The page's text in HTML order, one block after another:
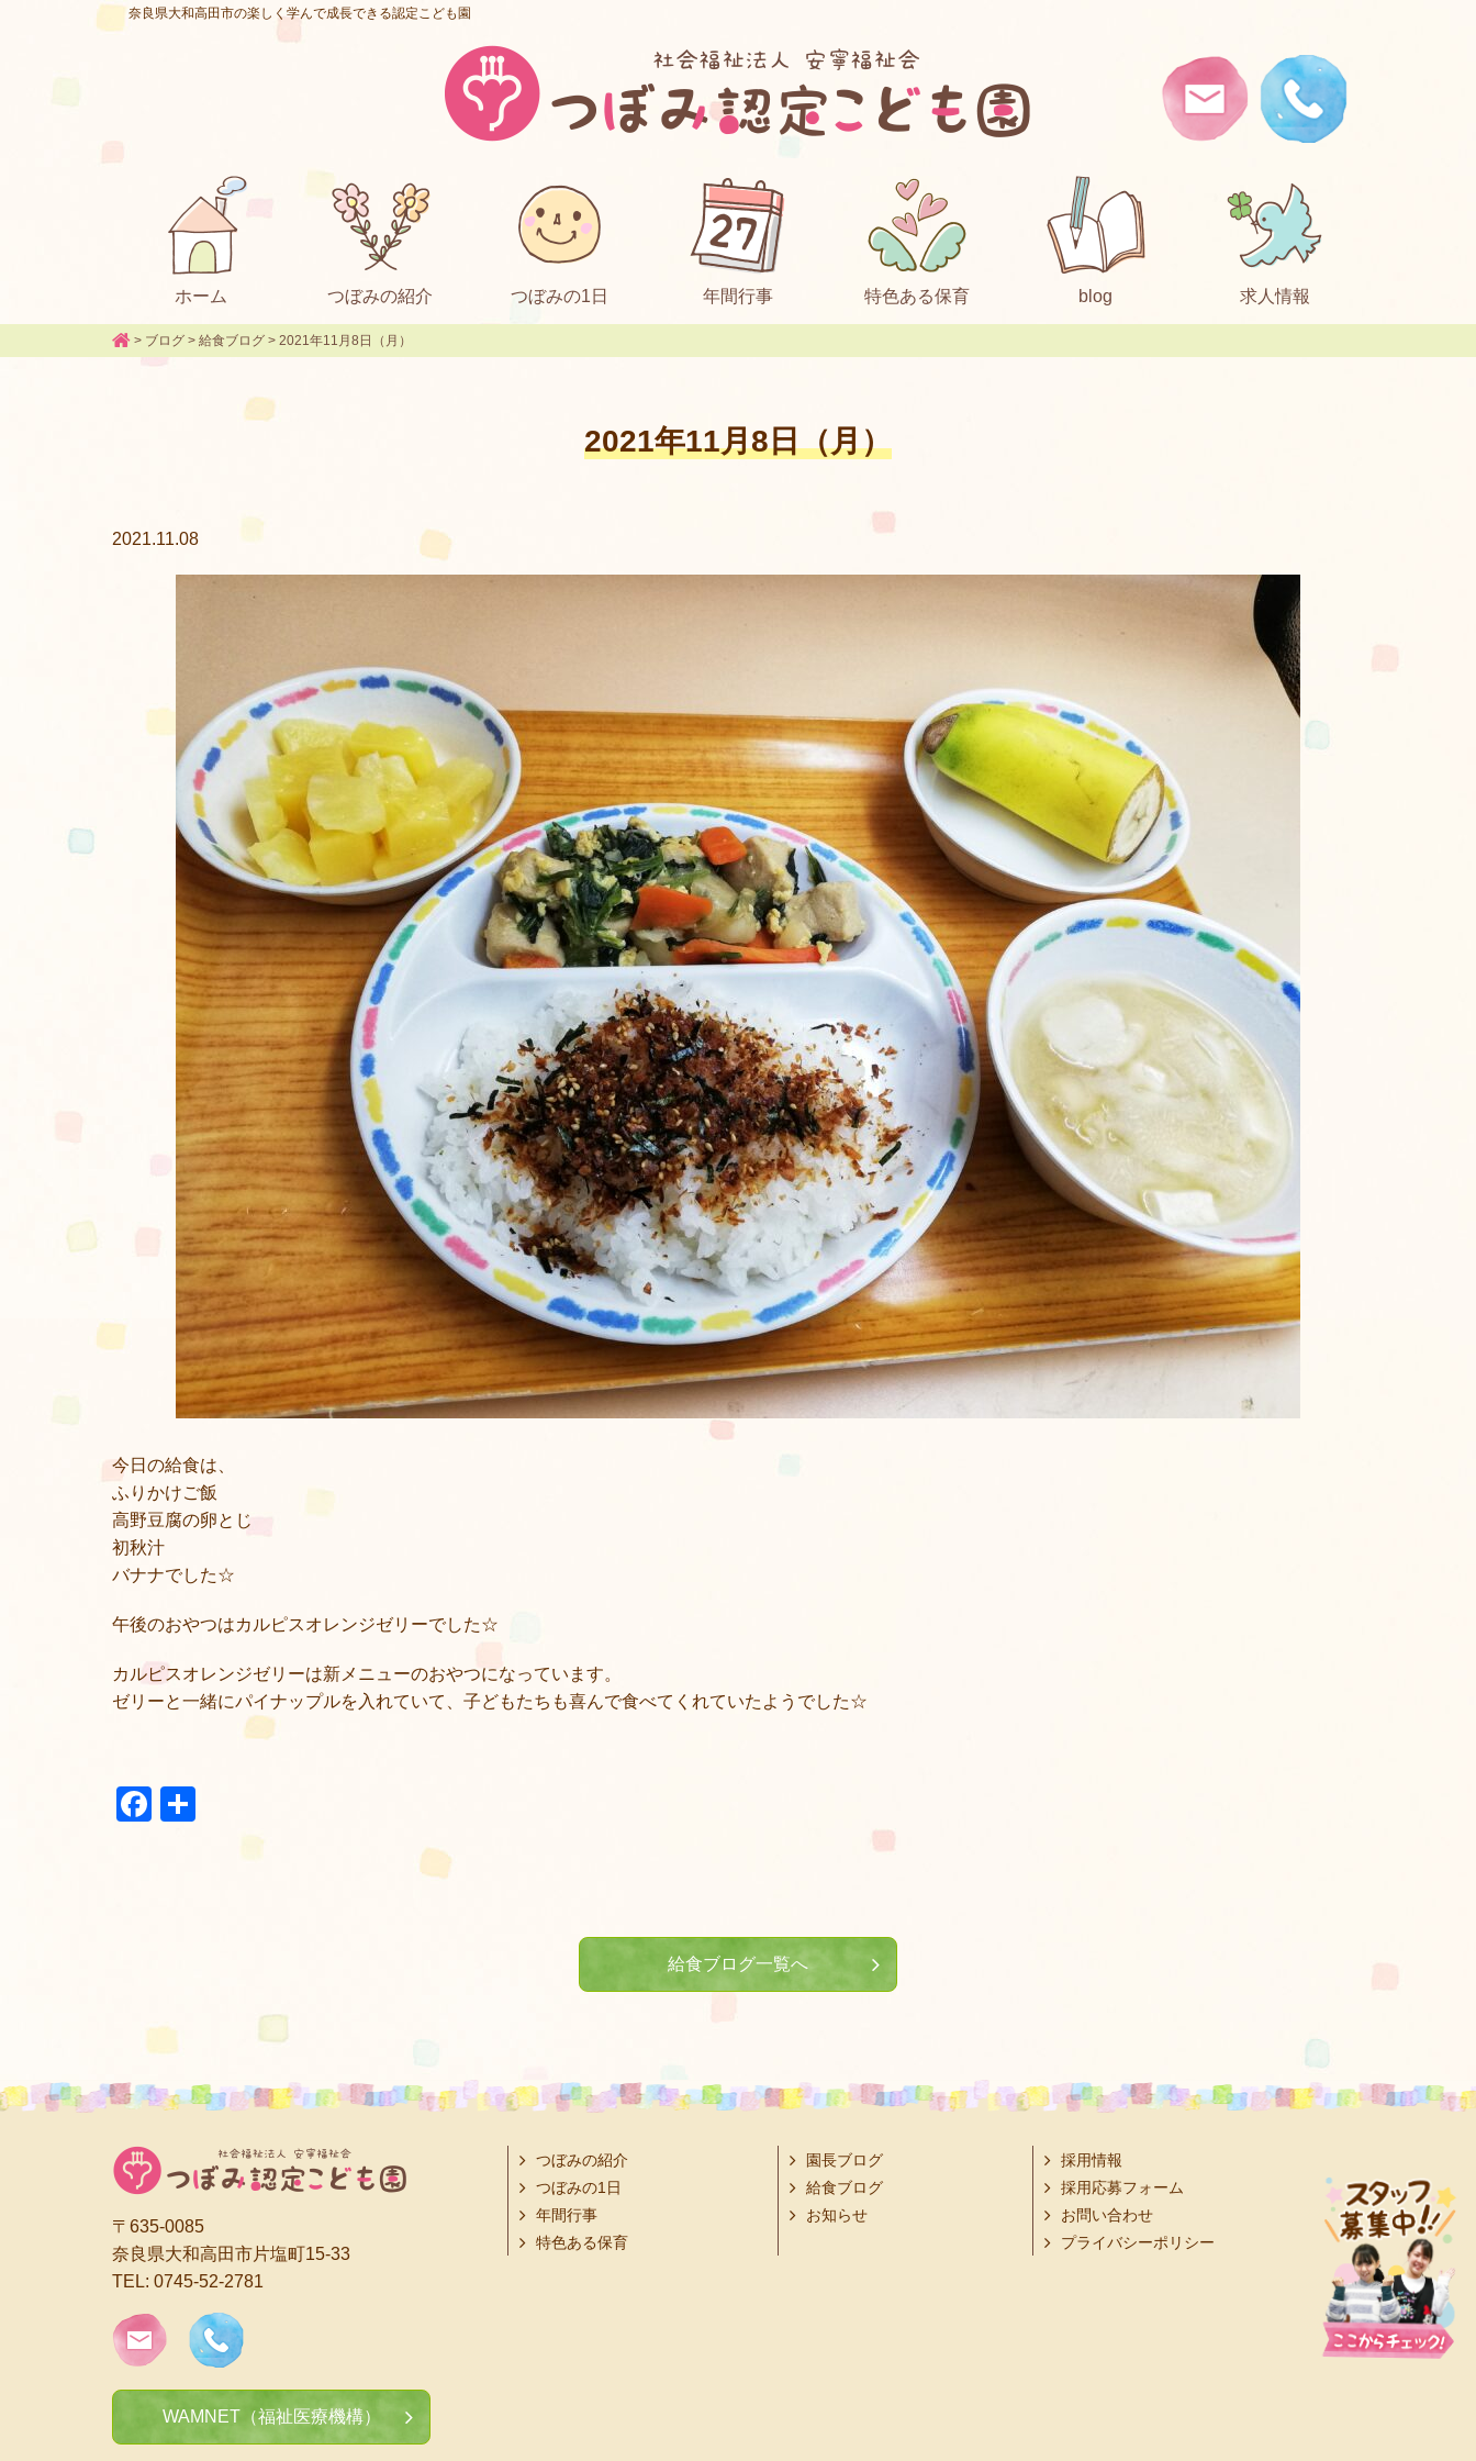
奈良県大和高田市の楽しく学んで成長できる認定こども園
ホーム つぼみの紹介 つぼみの1日 年間行事 特色ある保育 blog 求人情報
> ブログ > 給食ブログ > 2021年11月8日（月）
2021年11月8日（月）
2021.11.08
今日の給食は、
ふりかけご飯
高野豆腐の卵とじ
初秋汁
バナナでした☆
午後のおやつはカルピスオレンジゼリーでした☆
カルピスオレンジゼリーは新メニューのおやつになっています。
ゼリーと一緒にパイナップルを入れていて、子どもたちも喜んで食べてくれていたようでした☆
Facebook
給食ブログ一覧へ
〒635-0085
奈良県大和高田市片塩町15-33
TEL: 0745-52-2781
WAMNET（福祉医療機構）
つぼみの紹介
つぼみの1日
年間行事
特色ある保育
園長ブログ
給食ブログ
お知らせ
採用情報
採用応募フォーム
お問い合わせ
プライバシーポリシー